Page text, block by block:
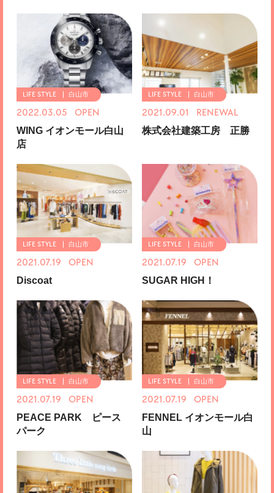
白山市
2022.03.05 OPEN
WING イオンモール白山
店
白山市
2021.09.01 RENEWAL
株式会社建築工房 正勝
白山市
2021.07.19 OPEN
Discoat
白山市
2021.07.19 OPEN
SUGAR HIGH！
白山市
2021.07.19 OPEN
PEACE PARK ピース
パーク
白山市
2021.07.19 OPEN
FENNEL イオンモール白
山